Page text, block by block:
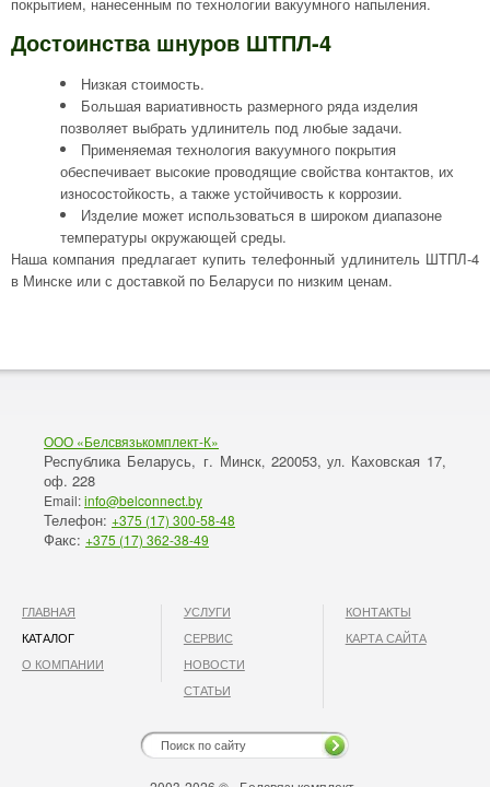
Достоинства шнуров ШТПЛ-4
Низкая стоимость.
Большая вариативность размерного ряда изделия
позволяет выбрать удлинитель под любые задачи.
Применяемая технология вакуумного покрытия
обеспечивает высокие проводящие свойства контактов, их
износостойкость, а также устойчивость к коррозии.
Изделие может использоваться в широком диапазоне
температуры окружающей среды.
Наша компания предлагает купить телефонный удлинитель ШТПЛ-4
в Минске или с доставкой по Беларуси по низким ценам.
ООО «Белсвязькомплект-К»
Республика Беларусь, г. Минск, 220053, ул. Каховская 17,
оф. 228
Email:info@belconnect.by
Телефон: +375 (17) 300-58-48
Факс: +375 (17) 362-38-49
ГЛАВНАЯ
КАТАЛОГ
О КОМПАНИИ
УСЛУГИ
СЕРВИС
НОВОСТИ
СТАТЬИ
КОНТАКТЫ
КАРТА САЙТА